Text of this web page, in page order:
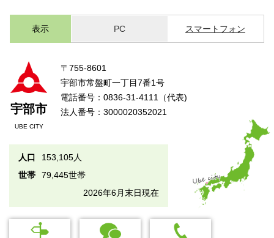
表示 PC スマートフォン
宇部市
UBE CITY
〒755-8601
宇部市常盤町一丁目7番1号
電話番号：0836-31-4111（代表)
法人番号：3000020352021
人口
153,105人
世帯
79,445世帯
2026年6月末日現在